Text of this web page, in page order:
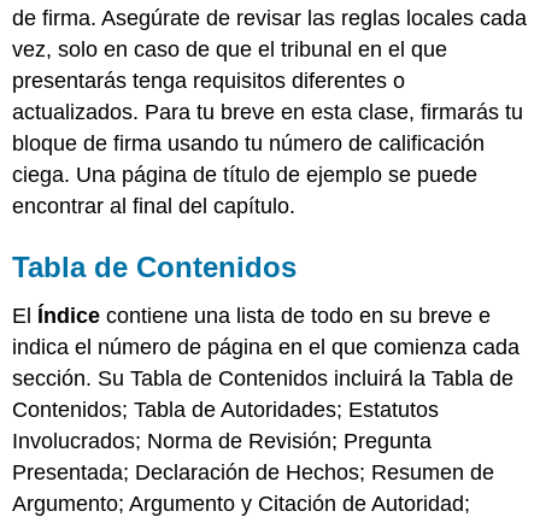
de firma. Asegúrate de revisar las reglas locales cada
vez, solo en caso de que el tribunal en el que
presentarás tenga requisitos diferentes o
actualizados. Para tu breve en esta clase, firmarás tu
bloque de firma usando tu número de calificación
ciega. Una página de título de ejemplo se puede
encontrar al final del capítulo.
Tabla de Contenidos
El Índice contiene una lista de todo en su breve e
indica el número de página en el que comienza cada
sección. Su Tabla de Contenidos incluirá la Tabla de
Contenidos; Tabla de Autoridades; Estatutos
Involucrados; Norma de Revisión; Pregunta
Presentada; Declaración de Hechos; Resumen de
Argumento; Argumento y Citación de Autoridad;